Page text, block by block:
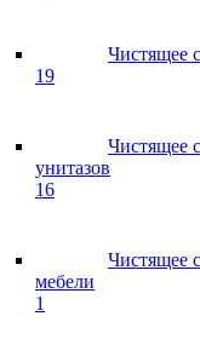
Чистящее
19
Чистящее
унитазов
16
Чистящее
мебели
1